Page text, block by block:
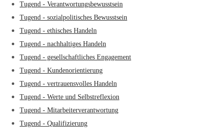
Tugend - Verantwortungsbewusstsein
Tugend - sozialpolitisches Bewusstsein
Tugend - ethisches Handeln
Tugend - nachhaltiges Handeln
Tugend - gesellschaftliches Engagement
Tugend - Kundenorientierung
Tugend - vertrauensvolles Handeln
Tugend - Werte und Selbstreflexion
Tugend - Mitarbeiterverantwortung
Tugend - Qualifizierung